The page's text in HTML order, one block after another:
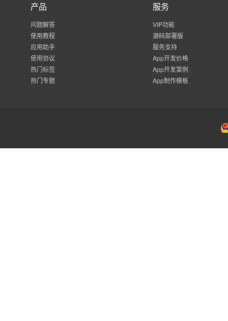
产品
问题解答
使用教程
应用助手
使用协议
热门标签
热门专题
服务
VIP功能
源码部署版
服务支持
App开发价格
App开发案例
App制作模板